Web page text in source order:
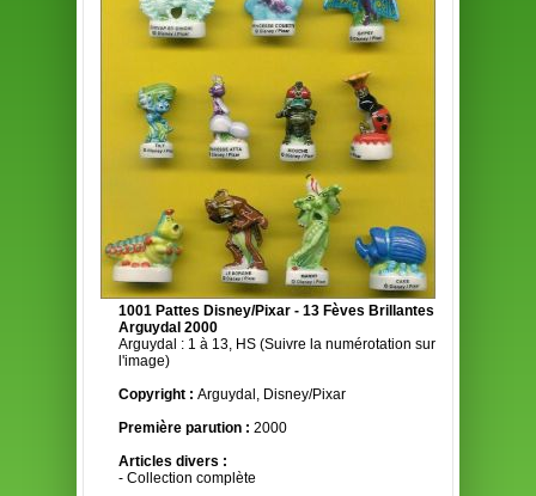
1001 Pattes Disney/Pixar - 13 Fèves Brillantes
Arguydal 2000
Arguydal : 1 à 13, HS (Suivre la numérotation sur
l'image)
Copyright : Arguydal, Disney/Pixar
Première parution : 2000
Articles divers :
- Collection complète